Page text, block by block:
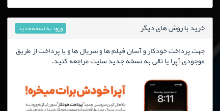
خرید با روش های دیگر ورود به نسخه جدید
جهت پرداخت خودکار و آسان فیلم ها و سریال ها و یا پرداخت از طریق
موجودی آپرا یا تالی به نسخه جدید سایت مراجعه کنید.